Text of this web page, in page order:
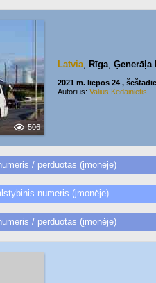
506
Latvia, Rīga, Ģenerāļa
2021 m. liepos 24 ,
Autorius: Valius Kedainietis
/ perduotas (įmonėje)
numeris (įmonėje)
/ perduotas (įmonėje)